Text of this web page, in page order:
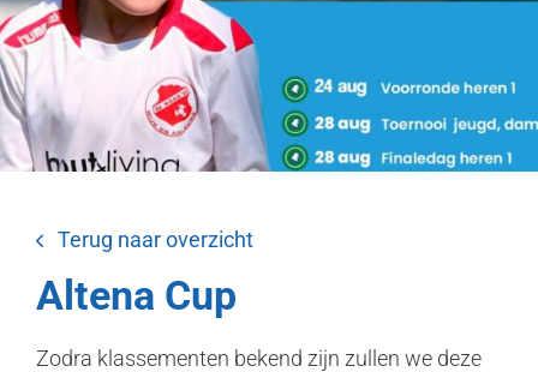
Terug naar overzicht
Altena Cup
Zodra klassementen bekend zijn zullen we deze